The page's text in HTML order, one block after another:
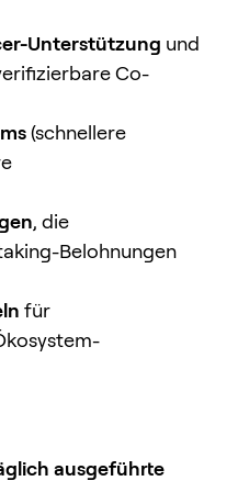
Unterstützung und
Co-
(schnellere
, die
Belohnungen
für
ausgeführte